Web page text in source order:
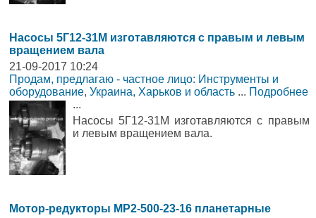
Насосы 5Г12-31М изготавляются с правым и левым
вращением вала
21-09-2017 10:24
Продам, предлагаю - частное лицо: Инструменты и
оборудование, Украина, Харьков и область ... Подробнее
...
Насосы 5Г12-31М изготавляются с правым
и левым вращением вала.
Мотор-редукторы МР2-500-23-16 планетарные